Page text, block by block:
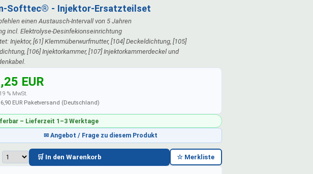
Softtec® - Injektor-Ersatzteilset
einen Austausch-Intervall von 5 Jahren
incl. Elektrolyse-Desinfekionseinrichtung
Injektor, [61] Klemmüberwurfmutter, [104] Deckeldichtung, [105]
[106] Injektorkammer, [107] Injektorkammerdeckel und
EUR
% MwSt.
EUR Paketversand (Deutschland)
– Lieferzeit 1–3 Werktage
✉ Angebot / Frage zu diesem Produkt
🛒 In den Warenkorb ☆ Merkliste